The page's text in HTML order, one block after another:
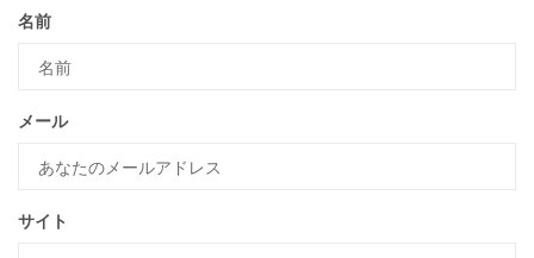
名前
メール
サイト